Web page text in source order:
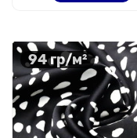
94 гр/м²